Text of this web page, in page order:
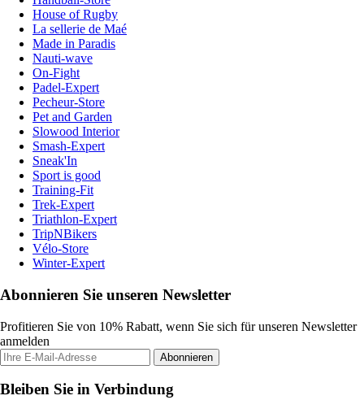
House of Rugby
La sellerie de Maé
Made in Paradis
Nauti-wave
On-Fight
Padel-Expert
Pecheur-Store
Pet and Garden
Slowood Interior
Smash-Expert
Sneak'In
Sport is good
Training-Fit
Trek-Expert
Triathlon-Expert
TripNBikers
Vélo-Store
Winter-Expert
Abonnieren Sie unseren Newsletter
Profitieren Sie von 10% Rabatt, wenn Sie sich für unseren Newsletter
anmelden
Abonnieren
Bleiben Sie in Verbindung